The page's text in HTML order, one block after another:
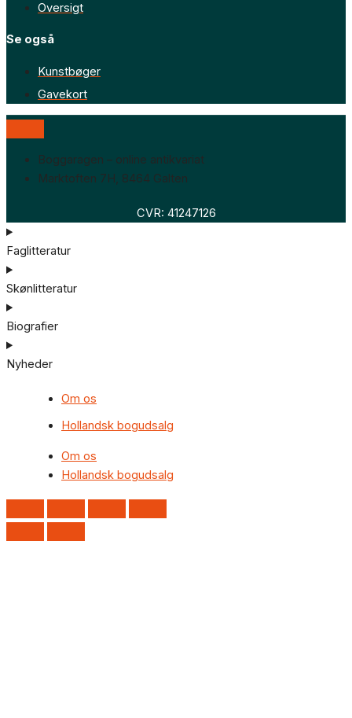
Oversigt
Se også
Kunstbøger
Gavekort
Boggaragen – online antikvariat
Marktoften 7H, 8464 Galten
CVR: 41247126
Faglitteratur
Skønlitteratur
Biografier
Nyheder
Om os
Hollandsk bogudsalg
Om os
Hollandsk bogudsalg